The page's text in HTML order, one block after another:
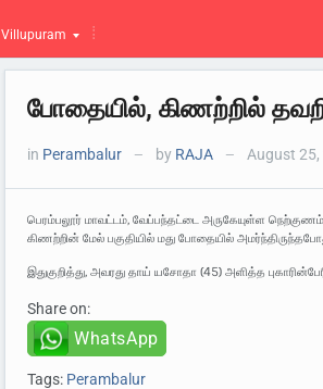
Villupuram
போதையில், கிணற்றில்
in Perambalur — by RAJA — August
பெரம்பலூர் மாவட்டம், வேப்பந்தட்டை அருகேயுள்ள நெற்குணம்
கிணற்றின் மேல் பகுதியில் மது போதையில்
இதுகுறித்து, அவரது தாய் யசோதா (45) அளித்த
Share on:
WhatsApp
Tags: Perambalur